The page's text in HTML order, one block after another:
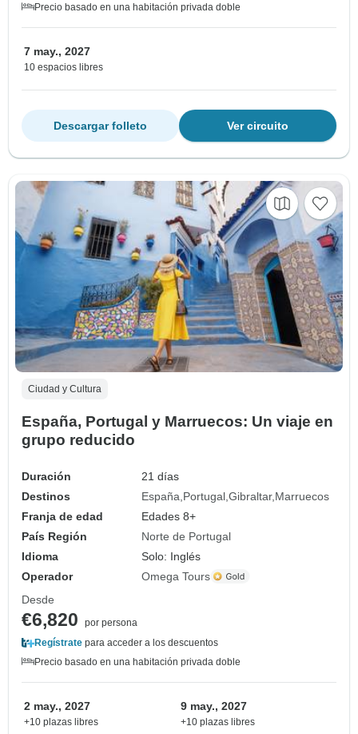
Precio basado en una habitación privada doble
7 may., 2027
10 espacios libres
Ver circuito
Descargar folleto
Ciudad y Cultura
España, Portugal y Marruecos: Un viaje en
grupo reducido
Duración
21 días
Destinos
España Portugal Gibraltar Marruecos
Franja de edad
Edades 8+
País Región
Norte de Portugal
Idioma
Solo: Inglés
Operador
Omega Tours
Desde
€6,820
por persona
Regístrate para acceder a los descuentos
Precio basado en una habitación privada doble
2 may., 2027
+10 plazas libres
9 may., 2027
+10 plazas libres